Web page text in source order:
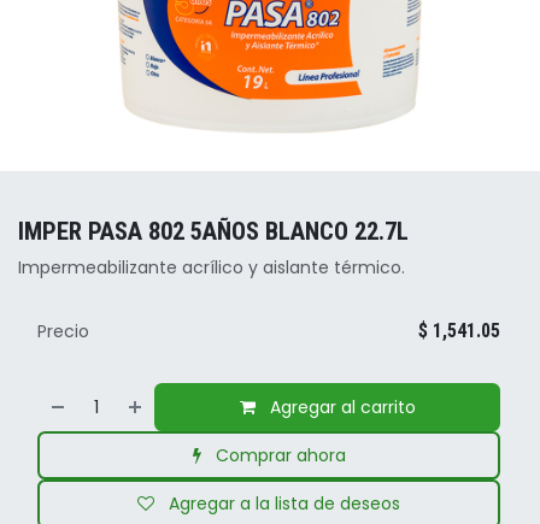
IMPER PASA 802 5AÑOS BLANCO 22.7L
Impermeabilizante acrílico y aislante térmico.
Agregar al carrito
Comprar ahora
Agregar a la lista de deseos
Precio $ 1,541.05